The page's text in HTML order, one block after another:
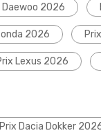
Daewoo 2026
2026
Lexus 2026
Prix Dacia Dokker